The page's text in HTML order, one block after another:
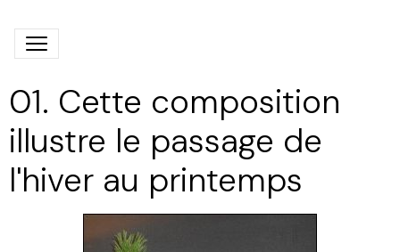
01. Cette composition
illustre le passage de
l'hiver au printemps